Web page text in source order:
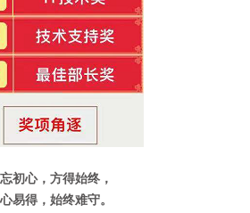
初心，方得始终，
易得，始终难守。